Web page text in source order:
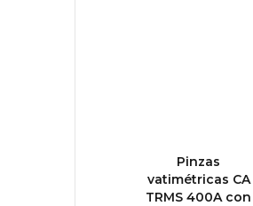
Pinzas
vatimétricas CA
TRMS 400A con